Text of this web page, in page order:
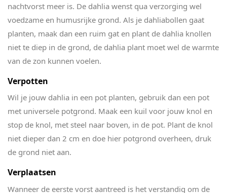
nachtvorst meer is. De dahlia wenst qua verzorging wel
voedzame en humusrijke grond. Als je dahliabollen gaat
planten, maak dan een ruim gat en plant de dahlia knollen
niet te diep in de grond, de dahlia plant moet wel de warmte
van de zon kunnen voelen.
Verpotten
Wil je jouw dahlia in een pot planten, gebruik dan een pot
met universele potgrond. Maak een kuil voor jouw knol en
stop de knol, met steel naar boven, in de pot. Plant de knol
niet dieper dan 2 cm en doe hier potgrond overheen, druk
de grond niet aan.
Verplaatsen
Wanneer de eerste vorst aantreed is het verstandig om de